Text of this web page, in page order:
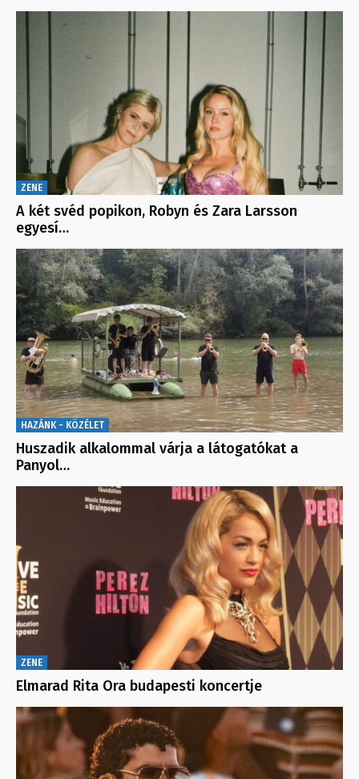
ZENE
A két svéd popikon, Robyn és Zara Larsson
egyesí…
HAZÁNK - KÖZÉLET
Huszadik alkalommal várja a látogatókat a
Panyol…
ZENE
Elmarad Rita Ora budapesti koncertje